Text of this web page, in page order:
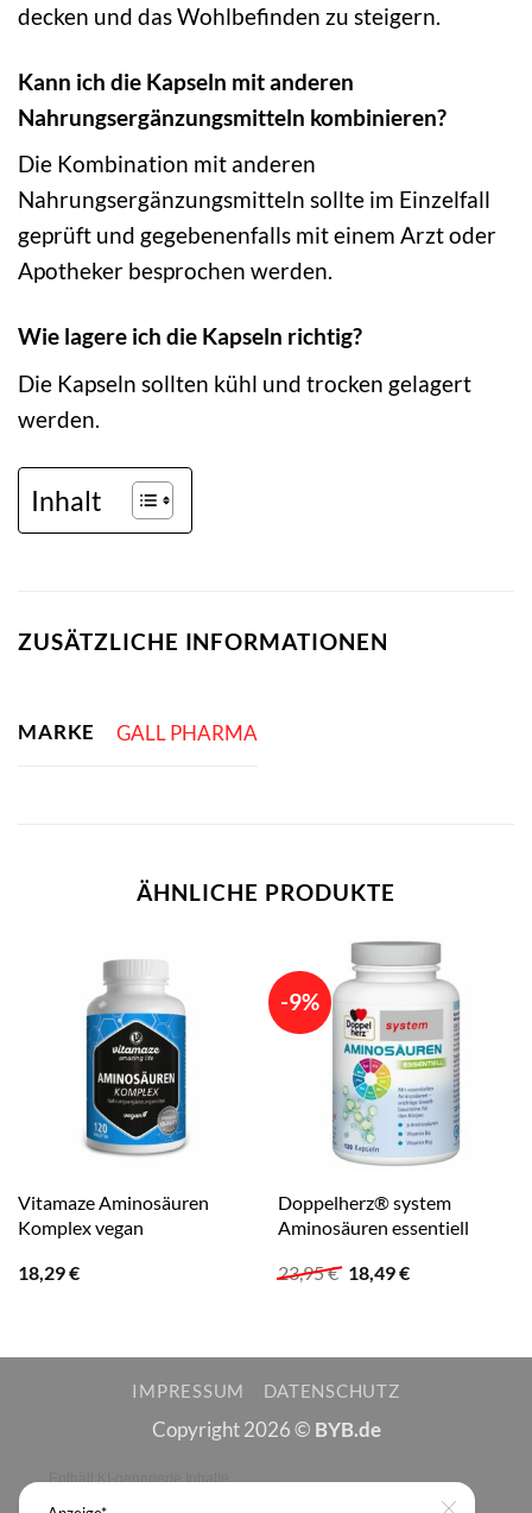
decken und das Wohlbefinden zu steigern.
Kann ich die Kapseln mit anderen
Nahrungsergänzungsmitteln kombinieren?
Die Kombination mit anderen
Nahrungsergänzungsmitteln sollte im Einzelfall
geprüft und gegebenenfalls mit einem Arzt oder
Apotheker besprochen werden.
Wie lagere ich die Kapseln richtig?
Die Kapseln sollten kühl und trocken gelagert
werden.
Inhalt
ZUSÄTZLICHE INFORMATIONEN
MARKE GALL PHARMA
ÄHNLICHE PRODUKTE
Vitamaze Aminosäuren
Komplex vegan
18,29€
-9%
Doppelherz® system
Aminosäuren essentiell
23,95€ Ursprünglicher
Preis
18,49€Aktueller
IMPRESSUM DATENSCHUTZ
Copyright 2026 © BYB.de